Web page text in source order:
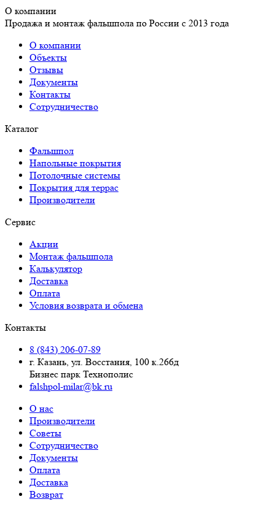
О компании
Продажа и монтаж фальшпола по России с 2013 года
О компании
Объекты
Отзывы
Документы
Контакты
Сотрудничество
Каталог
Фальшпол
Напольные покрытия
Потолочные системы
Покрытия для террас
Производители
Сервис
Акции
Монтаж фальшпола
Калькулятор
Доставка
Оплата
Условия возврата и обмена
Контакты
8 (843) 206-07-89
г. Казань, ул. Восстания, 100 к.266д
Бизнес парк Технополис
falshpol-milar@bk.ru
О нас
Производители
Советы
Сотрудничество
Документы
Оплата
Доставка
Возврат